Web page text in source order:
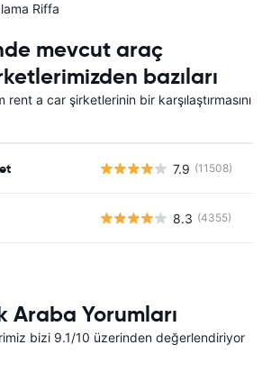
Riffa
mevcut araç
bazıları
a car şirketlerinin bir karşılaştırmasını
7.9 (11508)
8.3 (4355)
Araba Yorumları
bizi 9.1/10 üzerinden değerlendiriyor